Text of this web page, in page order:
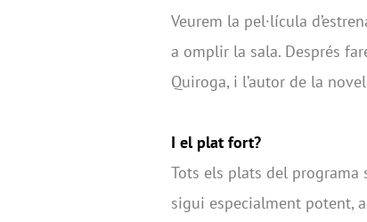
Veurem la pel·lícula
a omplir la sala. Després
Quiroga, i l’autor de la
I el plat fort?
Tots els plats del
sigui especialment potent,